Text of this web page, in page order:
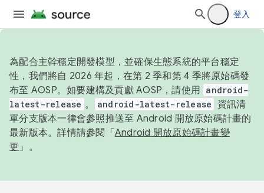
登入
為配合主幹穩定開發模型，並確保生態系統的平台穩定
性，我們將自 2026 年起，在第 2 季和第 4 季將原始碼發
布至 AOSP。如要建構及貢獻 AOSP，請使用 android-
latest-release 。 android-latest-release
資訊清
單分支版本一律會參照推送至 Android 開放原始碼計畫的
最新版本。詳情請參閱「 Android 開放原始碼計畫變
更 」。